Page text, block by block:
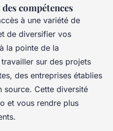
compétences
à une variété de
de diversifier vos
la pointe de la
sur des projets
des entreprises établies
source. Cette diversité
et vous rendre plus